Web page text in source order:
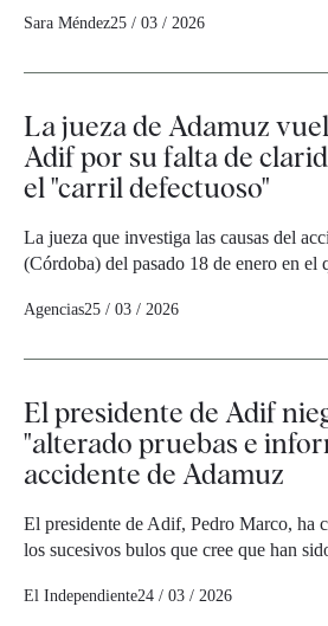
Sara Méndez25 / 03 / 2026
La jueza de Adamuz
Adif por su falta de
el "carril defectuoso"
La jueza que investiga las causas del
(Córdoba) del pasado 18 de enero en
Agencias25 / 03 / 2026
El presidente de Adif
"alterado pruebas e
accidente de Adamuz
El presidente de Adif, Pedro Marco, ha
los sucesivos bulos que cree que han
El Independiente24 / 03 / 2026